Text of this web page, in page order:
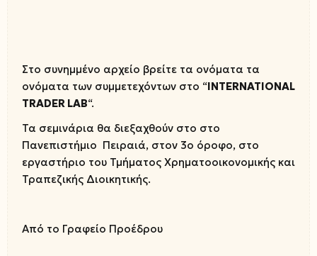
Στο συνημμένο αρχείο βρείτε τα ονόματα τα
ονόματα των συμμετεχόντων στο “INTERNATIONAL
TRADER LAB“.
Τα σεμινάρια θα διεξαχθούν στο στο
Πανεπιστήμιο Πειραιά, στον 3ο όροφο, στο
εργαστήριο του Τμήματος Χρηματοοικονομικής και
Τραπεζικής Διοικητικής.
Από το Γραφείο Προέδρου